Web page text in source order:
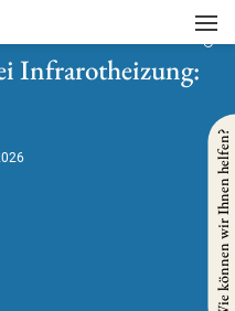
Option
Infrarotheizung:
Wie können wir Ihnen helfen?